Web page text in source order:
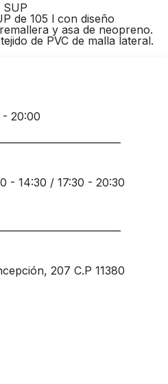
de 105 l con diseño
y asa de neopreno.
de PVC de malla lateral.
- 20:00
- 14:30 / 17:30 - 20:30
207 C.P 11380